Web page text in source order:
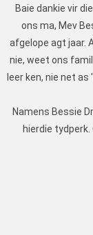
Baie dankie vir
ons ma, Mev
afgelope agt jaar.
nie, weet ons
leer ken, nie net as
Namens Bessie
hierdie tydperk.